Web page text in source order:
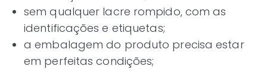
sem qualquer lacre rompido, com as
identificações e etiquetas;
a embalagem do produto precisa estar
em perfeitas condições;